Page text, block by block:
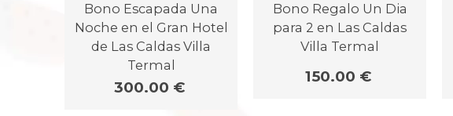
Bono Escapada Una
Noche en el Gran Hotel
de Las Caldas Villa
Termal
300.00 €
Bono Regalo Un Dia
para 2 en Las Caldas
Villa Termal
150.00 €